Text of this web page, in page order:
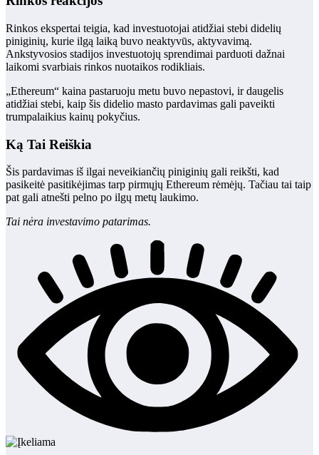
Rinkos ekspertai teigia, kad investuotojai atidžiai stebi didelių
piniginių, kurie ilgą laiką buvo neaktyvūs, aktyvavimą.
Ankstyvosios stadijos investuotojų sprendimai parduoti dažnai
laikomi svarbiais rinkos nuotaikos rodikliais.
„Ethereum“ kaina pastaruoju metu buvo nepastovi, ir daugelis
atidžiai stebi, kaip šis didelio masto pardavimas gali paveikti
trumpalaikius kainų pokyčius.
Ką Tai Reiškia
Šis pardavimas iš ilgai neveikiančių piniginių gali reikšti, kad
pasikeitė pasitikėjimas tarp pirmųjų Ethereum rėmėjų. Tačiau tai taip
pat gali atnešti pelno po ilgų metų laukimo.
Tai nėra investavimo patarimas.